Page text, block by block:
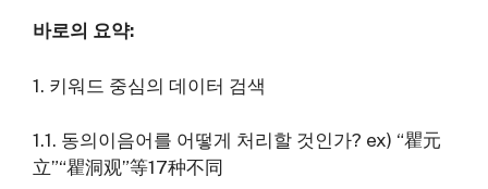
바로의 요약:
1. 키워드 중심의 데이터 검색
1.1. 동의이음어를 어떻게 처리할 것인가? ex) “瞿元
立”“瞿洞观”等17种不同